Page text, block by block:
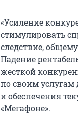
«Усиление
стимулировать
следствие,
Падение
жесткой
по своим
и обеспечения
«Мегафоне».